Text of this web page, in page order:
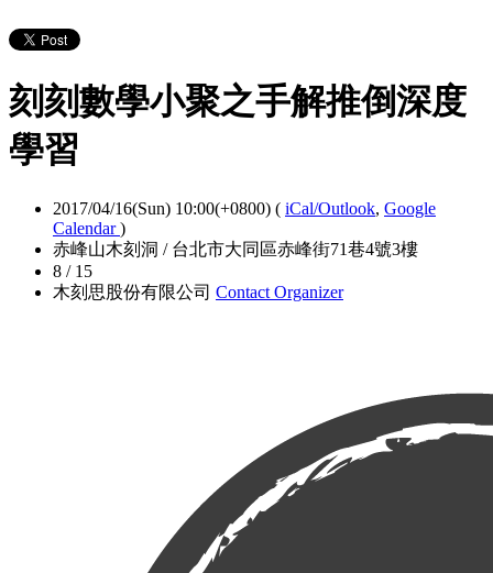
刻刻數學小聚之手解推倒深度
學習
2017/04/16(Sun) 10:00(+0800) ( iCal/Outlook, Google
Calendar)
赤峰山木刻洞 / 台北市大同區赤峰街71巷4號3樓
8 / 15
木刻思股份有限公司 Contact Organizer